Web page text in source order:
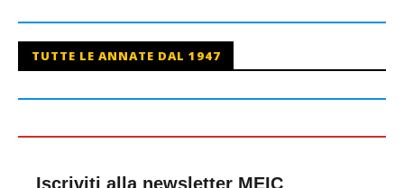
TUTTE LE ANNATE DAL 1947
Iscriviti alla newsletter MEIC